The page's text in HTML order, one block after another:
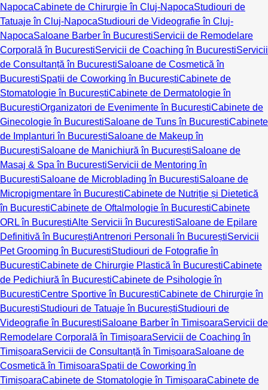
NapocaCabinete de Chirurgie în Cluj-NapocaStudiouri de
Tatuaje în Cluj-NapocaStudiouri de Videografie în Cluj-
NapocaSaloane Barber în BucureștiServicii de Remodelare
Corporală în BucureștiServicii de Coaching în BucureștiServicii
de Consultanță în BucureștiSaloane de Cosmetică în
BucureștiSpații de Coworking în BucureștiCabinete de
Stomatologie în BucureștiCabinete de Dermatologie în
BucureștiOrganizatori de Evenimente în BucureștiCabinete de
Ginecologie în BucureștiSaloane de Tuns în BucureștiCabinete
de Implanturi în BucureștiSaloane de Makeup în
BucureștiSaloane de Manichiură în BucureștiSaloane de
Masaj & Spa în BucureștiServicii de Mentoring în
BucureștiSaloane de Microblading în BucureștiSaloane de
Micropigmentare în BucureștiCabinete de Nutriție și Dietetică
în BucureștiCabinete de Oftalmologie în BucureștiCabinete
ORL în BucureștiAlte Servicii în BucureștiSaloane de Epilare
Definitivă în BucureștiAntrenori Personali în BucureștiServicii
Pet Grooming în BucureștiStudiouri de Fotografie în
BucureștiCabinete de Chirurgie Plastică în BucureștiCabinete
de Pedichiură în BucureștiCabinete de Psihologie în
BucureștiCentre Sportive în BucureștiCabinete de Chirurgie în
BucureștiStudiouri de Tatuaje în BucureștiStudiouri de
Videografie în BucureștiSaloane Barber în TimișoaraServicii de
Remodelare Corporală în TimișoaraServicii de Coaching în
TimișoaraServicii de Consultanță în TimișoaraSaloane de
Cosmetică în TimișoaraSpații de Coworking în
TimișoaraCabinete de Stomatologie în TimișoaraCabinete de